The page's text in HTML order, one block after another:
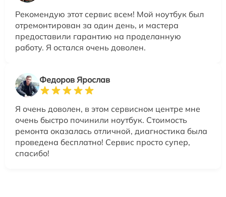
Рекомендую этот сервис всем! Мой ноутбук был
отремонтирован за один день, и мастера
предоставили гарантию на проделанную
работу. Я остался очень доволен.
Федоров Ярослав
Я очень доволен, в этом сервисном центре мне
очень быстро починили ноутбук. Стоимость
ремонта оказалась отличной, диагностика была
проведена бесплатно! Сервис просто супер,
спасибо!